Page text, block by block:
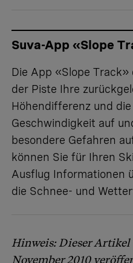
Suva-App «Slope
Die App «Slope Track»
der Piste Ihre
Höhendifferenz und
Geschwindigkeit auf
besondere Gefahren
können Sie für Ihren
Ausflug Informationen
die Schnee- und
Hinweis: Dieser
November 2010